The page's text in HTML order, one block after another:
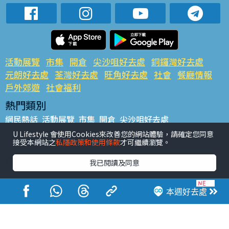
本週好去處
活動展覽 市集 開倉 尖沙咀好去處 銅鑼灣好去處
元朗好去處 荃灣好去處 旺角好去處 社會 餐廳情報
戶外郊遊 社會福利
熱門類別
網民熱話 活動展覽 市集 開倉 尖沙咀好去處
銅鑼灣好去處 元朗好去處 荃灣好去處 旺角好去處 社會
餐廳情報 戶外郊遊
熱門標籤
#UGO搵好去處 #人氣活動推介 #美食社群熱話
#親子玩樂好去處
#ULifestyle應用程式
#限時搶
#UJetso禮物放送
#ULifestyle商戶中心 #著數 #網絡熱話
U Lifestyle 會使用Cookies來改善您的網站體驗，請確定您同意
接受本網站之私隱政策和使用條款才可繼續瀏覽。
我已閱讀及同意